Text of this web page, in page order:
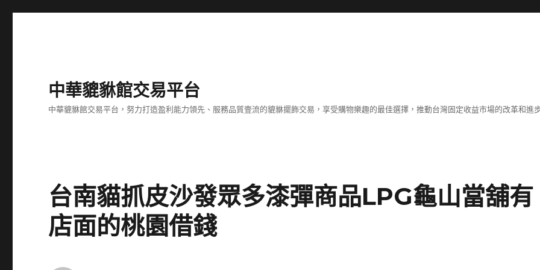
中華貔貅館交易平台
中華貔貅館交易平台，努力打造盈利能力領先、服務品質壹流的貔貅擺飾交易，享受購物樂趣的最佳選擇，推動台灣固定收益市場的改革和進
台南貓抓皮沙發眾多漆彈商品LPG龜山當舖有
店面的桃園借錢